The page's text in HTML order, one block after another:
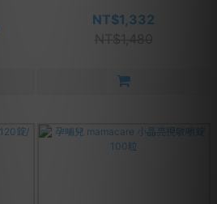
NT$1,332
NT$1,480